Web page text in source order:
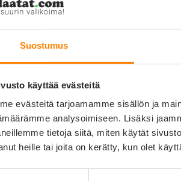
Suostumus
käyttää evästeitä
evästeitä tarjoamamme sisällön ja
analysoimiseen. Lisäksi
tietoja siitä, miten käytät
heille tai joita on kerätty, kun olet
5 tähteä
4 tähteä
3 tähteä
2 tähteä
1 tähti